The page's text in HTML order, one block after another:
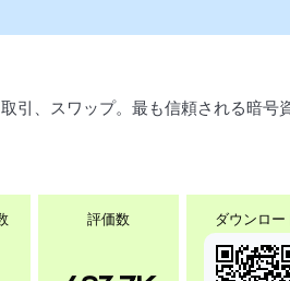
引、スワップ。最も信頼される暗号
評価数 ダウンロー